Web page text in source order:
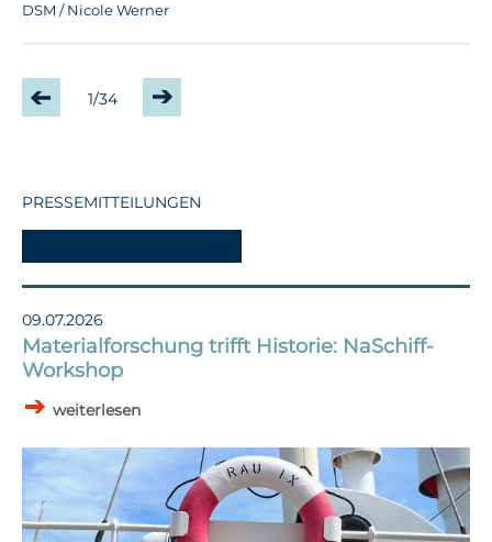
DSM / Nicole Werner
1/34
PRESSEMITTEILUNGEN
09.07.2026
Materialforschung trifft Historie: NaSchiff-
Workshop
weiterlesen